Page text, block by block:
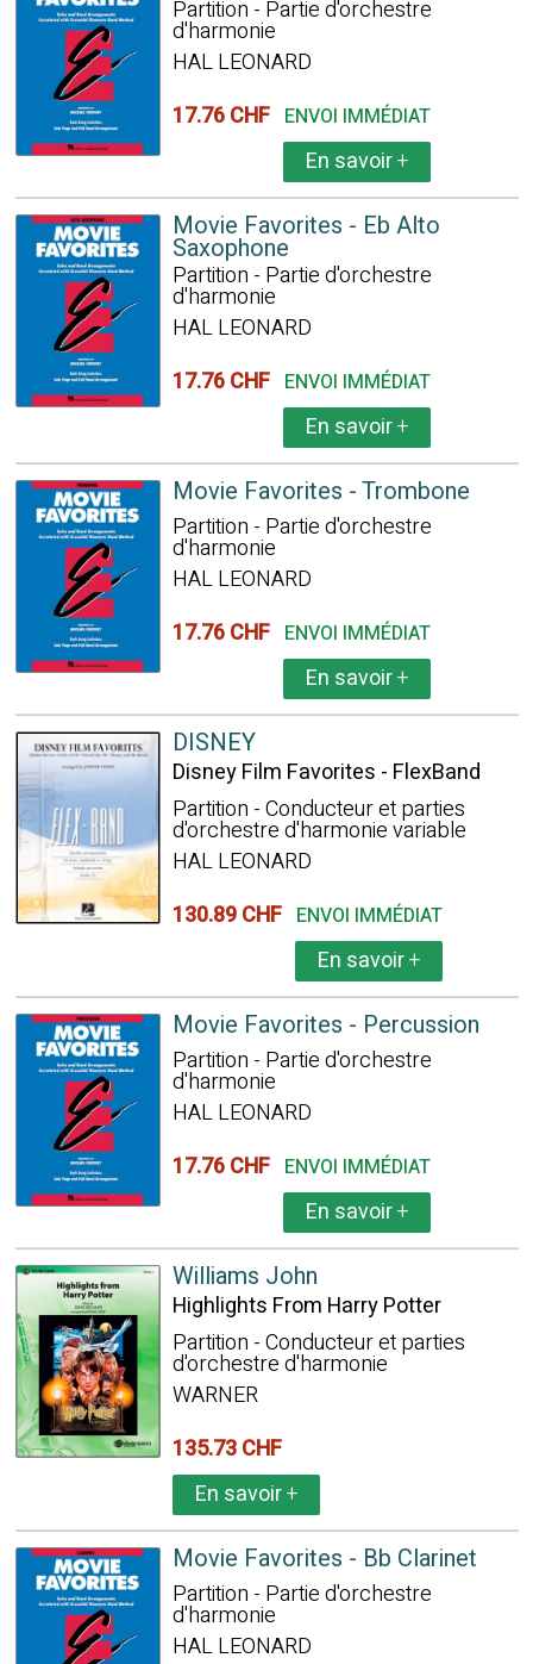
Partition - Partie d'orchestre
d'harmonie
HAL LEONARD
17.76 CHF ENVOI IMMÉDIAT
En savoir+
Movie Favorites - Eb Alto
Saxophone
Partition - Partie d'orchestre
d'harmonie
HAL LEONARD
17.76 CHF ENVOI IMMÉDIAT
En savoir+
Movie Favorites - Trombone
Partition - Partie d'orchestre
d'harmonie
HAL LEONARD
17.76 CHF ENVOI IMMÉDIAT
En savoir+
DISNEY
Disney Film Favorites - FlexBand
Partition - Conducteur et parties
d'orchestre d'harmonie variable
HAL LEONARD
130.89 CHF ENVOI IMMÉDIAT
En savoir+
Movie Favorites - Percussion
Partition - Partie d'orchestre
d'harmonie
HAL LEONARD
17.76 CHF ENVOI IMMÉDIAT
En savoir+
Williams John
Highlights From Harry Potter
Partition - Conducteur et parties
d'orchestre d'harmonie
WARNER
135.73 CHF
En savoir+
Movie Favorites - Bb Clarinet
Partition - Partie d'orchestre
d'harmonie
HAL LEONARD